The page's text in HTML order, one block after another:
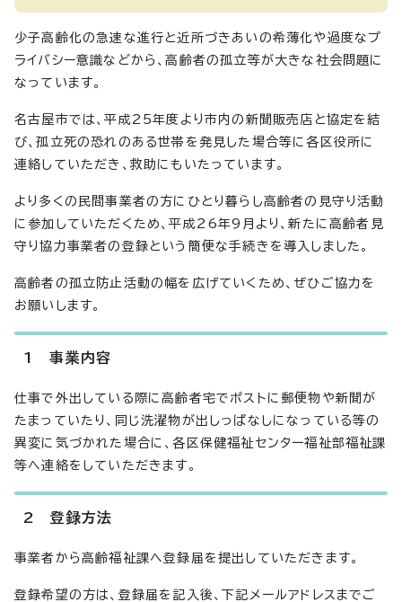
少子高齢化の急速な進行と近所づきあいの希薄化や過度なプ
ライバシー意識などから、高齢者の孤立等が大きな社会問題に
なっています。
名古屋市では、平成25年度より市内の新聞販売店と協定を結
び、孤立死の恐れのある世帯を発見した場合等に各区役所に
連絡していただき、救助にもいたっています。
より多くの民間事業者の方にひとり暮らし高齢者の見守り活動
に参加していただくため、平成26年9月より、新たに高齢者見
守り協力事業者の登録という簡便な手続きを導入しました。
高齢者の孤立防止活動の幅を広げていくため、ぜひご協力を
お願いします。
1 事業内容
仕事で外出している際に高齢者宅でポストに郵便物や新聞が
たまっていたり、同じ洗濯物が出しっぱなしになっている等の
異変に気づかれた場合に、各区保健福祉センター福祉部福祉課
等へ連絡をしていただきます。
2 登録方法
事業者から高齢福祉課へ登録届を提出していただきます。
登録希望の方は、登録届を記入後、下記メールアドレスまでご